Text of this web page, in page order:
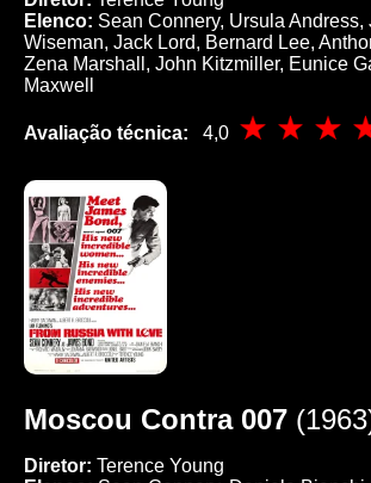
Elenco: Sean Connery, Ursula Andress,
Wiseman, Jack Lord, Bernard Lee,
Zena Marshall, John Kitzmiller, Eunice
Maxwell
Avaliação técnica: 4,0
Moscou Contra 007
Diretor: Terence Young